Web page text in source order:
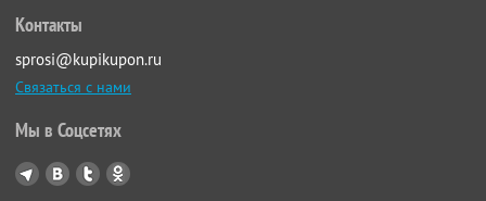
Контакты
sprosi@kupikupon.ru
Связаться с нами
Мы в Соцсетях